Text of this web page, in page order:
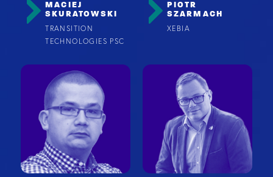
MACIEJ
SKURATOWSKI
TRANSITION
TECHNOLOGIES PSC
PIOTR
SZARMACH
XEBIA